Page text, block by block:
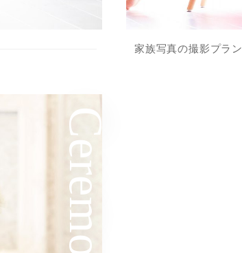
家族写真の撮影プラン
Ceremony